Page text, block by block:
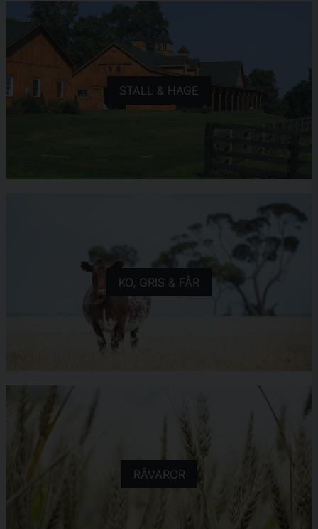
STALL & HAGE
KO, GRIS & FÅR
RÅVAROR